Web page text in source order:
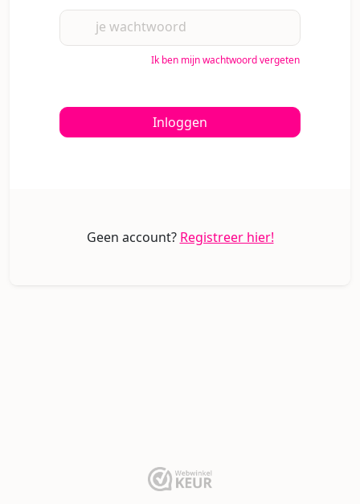
je wachtwoord
Ik ben mijn wachtwoord vergeten
Inloggen
Geen account? Registreer hier!